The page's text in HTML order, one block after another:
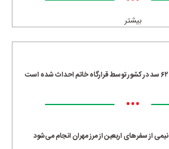
بیشتر
۶۲ سد در کشور توسط قرارگاه خاتم احداث شده است
•••
نیمی از سفرهای اربعین از مرز مهران انجام می‌شود